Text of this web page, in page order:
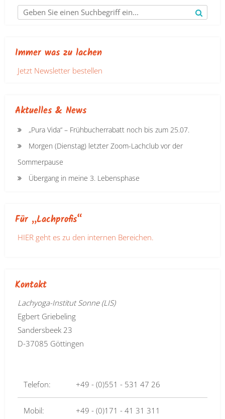
Immer was zu lachen
Jetzt Newsletter bestellen
Aktuelles & News
„Pura Vida“ – Frühbucherrabatt noch bis zum 25.07.
Morgen (Dienstag) letzter Zoom-Lachclub vor der
Sommerpause
Übergang in meine 3. Lebensphase
Für „Lachprofis“
HIER geht es zu den internen Bereichen.
Kontakt
Lachyoga-Institut Sonne (LIS)
Egbert Griebeling
Sandersbeek 23
D-37085 Göttingen
Telefon: +49 - (0)551 - 531 47 26
Mobil: +49 - (0)171 - 41 31 311